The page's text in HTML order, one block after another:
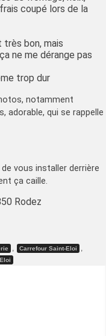
coupé lors de la
bon, mais
ne me dérange pas
trop dur
notamment
adorable, qui se rappelle
vous installer derrière
ça caille.
Rodez
Carrefour Saint-Eloi